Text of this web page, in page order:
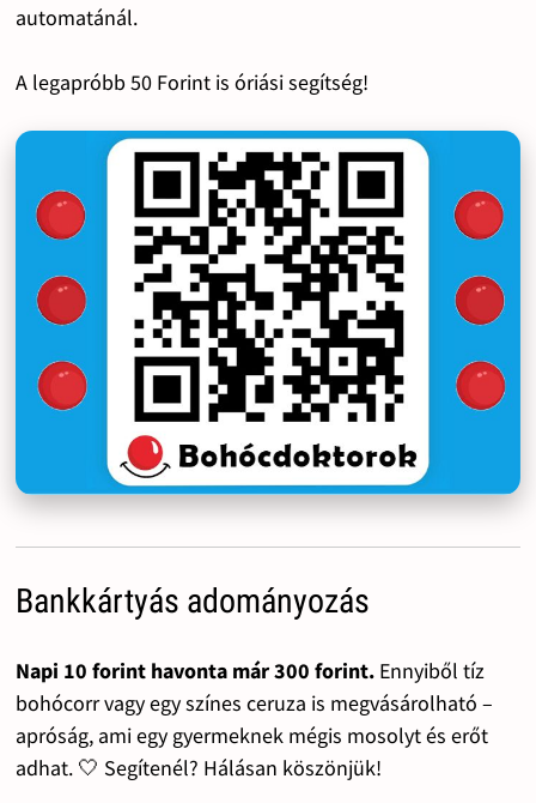
automatánál.
A legapróbb 50 Forint is óriási segítség!
Bankkártyás adományozás
Napi 10 forint havonta már 300 forint.Ennyiből tíz
bohócorr vagy egy színes ceruza is megvásárolható –
apróság, ami egy gyermeknek mégis mosolyt és erőt
adhat. 🤍 Segítenél? Hálásan köszönjük!